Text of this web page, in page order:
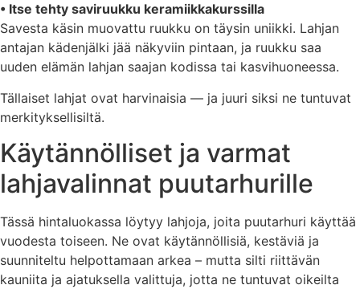
• Itse tehty saviruukku keramiikkakurssilla
Savesta käsin muovattu ruukku on täysin uniikki. Lahjan
antajan kädenjälki jää näkyviin pintaan, ja ruukku saa
uuden elämän lahjan saajan kodissa tai kasvihuoneessa.
Tällaiset lahjat ovat harvinaisia — ja juuri siksi ne tuntuvat
merkityksellisiltä.
Käytännölliset ja varmat
lahjavalinnat puutarhurille
Tässä hintaluokassa löytyy lahjoja, joita puutarhuri käyttää
vuodesta toiseen. Ne ovat käytännöllisiä, kestäviä ja
suunniteltu helpottamaan arkea – mutta silti riittävän
kauniita ja ajatuksella valittuja, jotta ne tuntuvat oikeilta